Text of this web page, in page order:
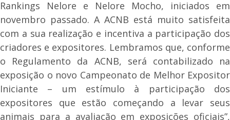
Rankings Nelore e Nelore Mocho, iniciados em
novembro passado. A ACNB está muito satisfeita
com a sua realização e incentiva a participação dos
criadores e expositores. Lembramos que, conforme
o Regulamento da ACNB, será contabilizado na
exposição o novo Campeonato de Melhor Expositor
Iniciante – um estímulo à participação dos
expositores que estão começando a levar seus
animais para a avaliação em exposições oficiais”,